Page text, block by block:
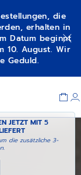
die
erhalten in
Datum beginnt
10. August. Wir
Geduld.
JETZT MIT5
die zusätzliche 3-